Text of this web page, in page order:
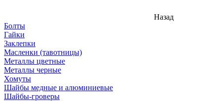
Назад
Болты
Гайки
Заклепки
Масленки (тавотницы)
Металлы цветные
Металлы черные
Хомуты
Шайбы медные и алюминиевые
Шайбы-гроверы